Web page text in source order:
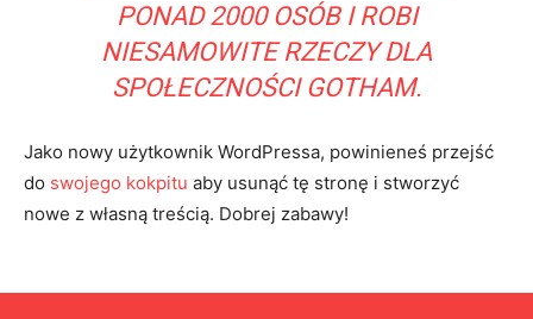
PONAD 2000 OSÓB I ROBI
NIESAMOWITE RZECZY DLA
SPOŁECZNOŚCI GOTHAM.
Jako nowy użytkownik WordPressa, powinieneś przejść
do swojego kokpitu aby usunąć tę stronę i stworzyć
nowe z własną treścią. Dobrej zabawy!